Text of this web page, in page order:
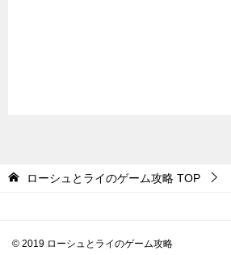
ローシュとライのゲーム攻略 TOP
© 2019 ローシュとライのゲーム攻略